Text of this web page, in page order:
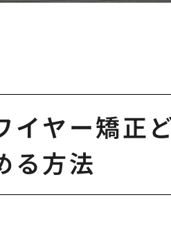
イヤー矯正
る方法